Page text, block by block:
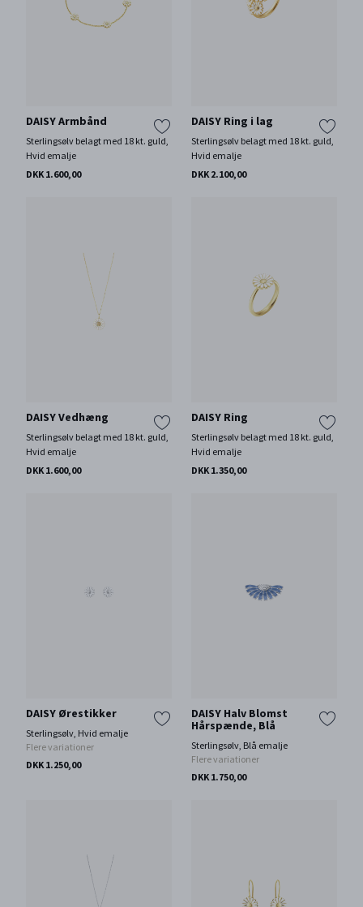
DAISY Armbånd
Sterlingsølv belagt med 18 kt. guld,
Hvid emalje
DKK 1.600,00
DAISY Ring i lag
Sterlingsølv belagt med 18 kt. guld,
Hvid emalje
DKK 2.100,00
DAISY Vedhæng
Sterlingsølv belagt med 18 kt. guld,
Hvid emalje
DKK 1.600,00
DAISY Ring
Sterlingsølv belagt med 18 kt. guld,
Hvid emalje
DKK 1.350,00
DAISY Ørestikker
Sterlingsølv, Hvid emalje
Flere variationer
DKK 1.250,00
DAISY Halv Blomst
Hårspænde, Blå
Sterlingsølv, Blå emalje
Flere variationer
DKK 1.750,00